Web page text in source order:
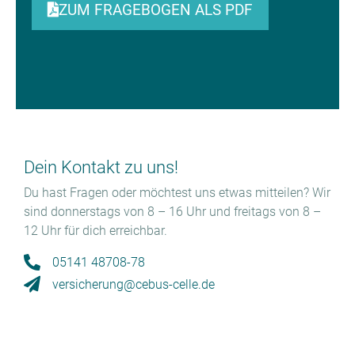
ZUM FRAGEBOGEN ALS PDF
Dein Kontakt zu uns!
Du hast Fragen oder möchtest uns etwas mitteilen? Wir
sind donnerstags von 8 – 16 Uhr und freitags von 8 –
12 Uhr für dich erreichbar.
05141 48708-78
versicherung@cebus-celle.de